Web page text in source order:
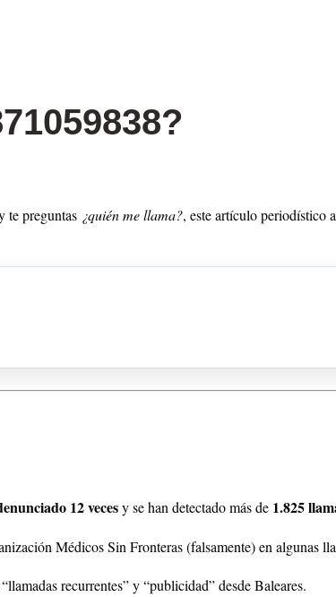
te preguntas ¿quién me llama?, este artículo periodístico
12 vecesy se han detectado más de 1.825
Médicos Sin Fronteras (falsamente) en algunas
recurrentes” y “publicidad” desde Baleares.